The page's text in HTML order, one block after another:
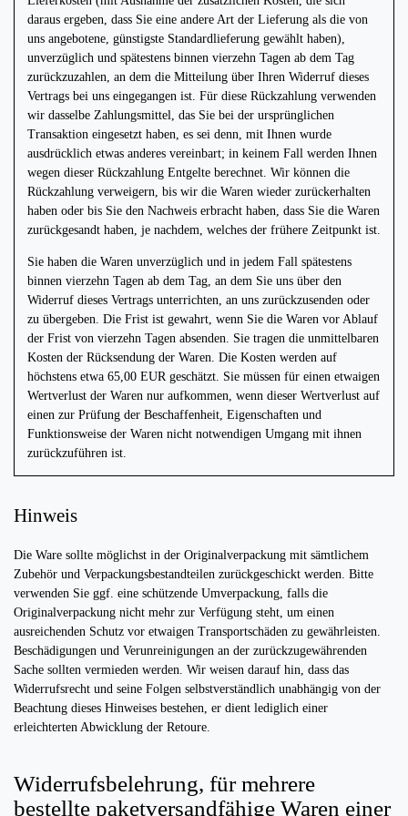
daraus ergeben, dass Sie eine andere Art der Lieferung als die von
uns angebotene, günstigste Standardlieferung gewählt haben),
unverzüglich und spätestens binnen vierzehn Tagen ab dem Tag
zurückzuzahlen, an dem die Mitteilung über Ihren Widerruf dieses
Vertrags bei uns eingegangen ist. Für diese Rückzahlung verwenden
wir dasselbe Zahlungsmittel, das Sie bei der ursprünglichen
Transaktion eingesetzt haben, es sei denn, mit Ihnen wurde
ausdrücklich etwas anderes vereinbart; in keinem Fall werden Ihnen
wegen dieser Rückzahlung Entgelte berechnet. Wir können die
Rückzahlung verweigern, bis wir die Waren wieder zurückerhalten
haben oder bis Sie den Nachweis erbracht haben, dass Sie die Waren
zurückgesandt haben, je nachdem, welches der frühere Zeitpunkt ist.
Sie haben die Waren unverzüglich und in jedem Fall spätestens
binnen vierzehn Tagen ab dem Tag, an dem Sie uns über den
Widerruf dieses Vertrags unterrichten, an uns zurückzusenden oder
zu übergeben. Die Frist ist gewahrt, wenn Sie die Waren vor Ablauf
der Frist von vierzehn Tagen absenden. Sie tragen die unmittelbaren
Kosten der Rücksendung der Waren. Die Kosten werden auf
höchstens etwa 65,00 EUR geschätzt. Sie müssen für einen etwaigen
Wertverlust der Waren nur aufkommen, wenn dieser Wertverlust auf
einen zur Prüfung der Beschaffenheit, Eigenschaften und
Funktionsweise der Waren nicht notwendigen Umgang mit ihnen
zurückzuführen ist.
Hinweis
Die Ware sollte möglichst in der Originalverpackung mit sämtlichem
Zubehör und Verpackungsbestandteilen zurückgeschickt werden. Bitte
verwenden Sie ggf. eine schützende Umverpackung, falls die
Originalverpackung nicht mehr zur Verfügung steht, um einen
ausreichenden Schutz vor etwaigen Transportschäden zu gewährleisten.
Beschädigungen und Verunreinigungen an der zurückzugewährenden
Sache sollten vermieden werden. Wir weisen darauf hin, dass das
Widerrufsrecht und seine Folgen selbstverständlich unabhängig von der
Beachtung dieses Hinweises bestehen, er dient lediglich einer
erleichterten Abwicklung der Retoure.
Widerrufsbelehrung, für mehrere
bestellte paketversandfähige Waren einer